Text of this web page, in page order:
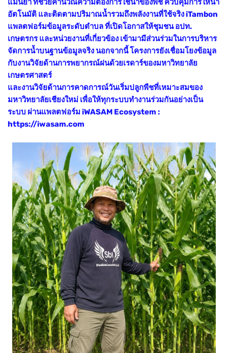
แม่นยำ ที่ช่วยคำนวณความต้องการใช้น้ำของพืช ควบคุมการให้น้ำ
อัตโนมัติ และติดตามปริมาณน้ำรวมถึงพลังงานที่ใช้จริง iTambon
แพลตฟอร์มข้อมูลระดับตำบล ที่เปิดโอกาสให้ชุมชน อปท.
เกษตรกร และหน่วยงานที่เกี่ยวข้อง เข้ามามีส่วนร่วมในการบริหาร
จัดการน้ำบนฐานข้อมูลจริง นอกจากนี้ โครงการยังเชื่อมโยงข้อมูล
กับงานวิจัยด้านการพยากรณ์ฝนด้วยเรดาร์ของมหาวิทยาลัย
เกษตรศาสตร์
และงานวิจัยด้านการคาดการณ์วันเริ่มปลูกพืชที่เหมาะสมของ
มหาวิทยาลัยเชียงใหม่ เพื่อให้ทุกระบบทำงานร่วมกันอย่างเป็น
ระบบ ผ่านแพลตฟอร์ม iWASAM Ecosystem :
https://iwasam.com